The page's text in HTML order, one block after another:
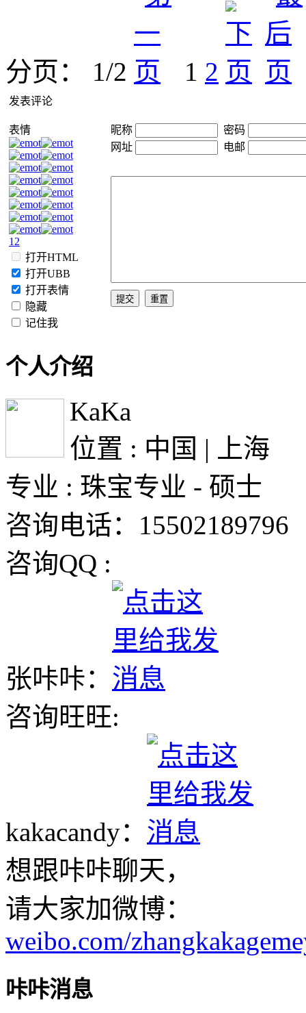
分页： 1/2 1 2
发表评论
表情
1 2
打开HTML
打开UBB
打开表情
隐藏
记住我
昵称
密码
网址
电邮
个人介绍
KaKa
位置 : 中国 | 上海
专业 : 珠宝专业 - 硕士
咨询电话：15502189796
咨询QQ :
张咔咔：
咨询旺旺:
kakacandy：
想跟咔咔聊天，
请大家加微博：
weibo.com/
咔咔消息